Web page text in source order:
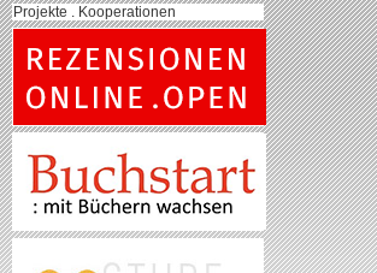
Projekte . Kooperationen